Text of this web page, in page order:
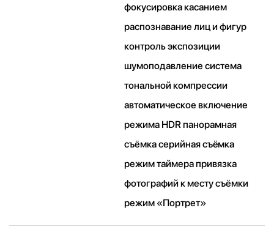
фокусировка касанием
распознавание лиц и фигур
контроль экспозиции
шумоподавление система
тональной компрессии
автоматическое включение
режима HDR панорамная
съёмка серийная съëмка
режим таймера привязка
фотографий к месту съёмки
режим «Портрет»